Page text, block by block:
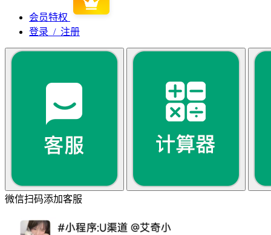
会员特权
登录 / 注册
微信扫码添加客服